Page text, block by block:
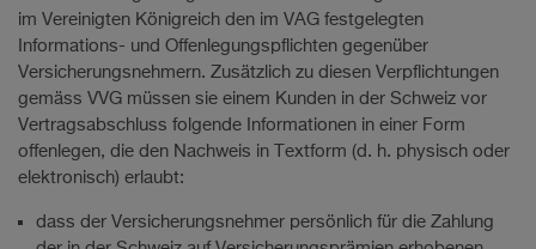
im Vereinigten Königreich den im VAG festgelegten
Informations- und Offenlegungspflichten gegenüber
Versicherungsnehmern. Zusätzlich zu diesen Verpflichtungen
gemäss VVG müssen sie einem Kunden in der Schweiz vor
Vertragsabschluss folgende Informationen in einer Form
offenlegen, die den Nachweis in Textform (d. h. physisch oder
elektronisch) erlaubt:
dass der Versicherungsnehmer persönlich für die Zahlung